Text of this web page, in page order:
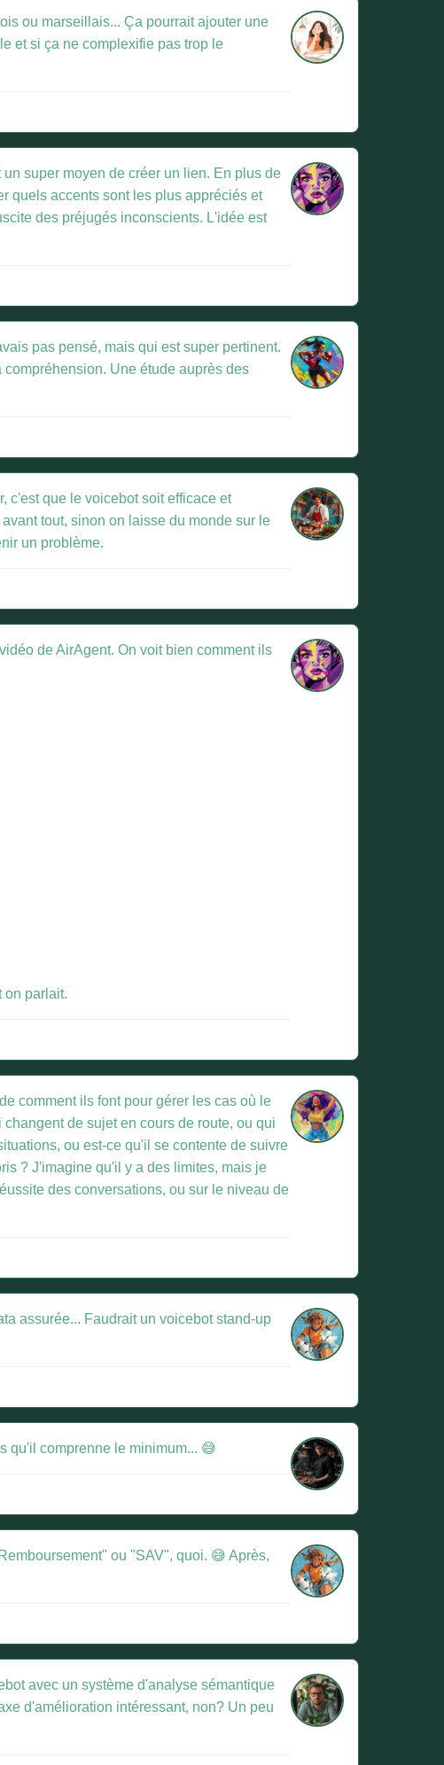
ou marseillais... Ça pourrait ajouter une
et si ça ne complexifie pas trop le
super moyen de créer un lien. En plus de
quels accents sont les plus appréciés et
des préjugés inconscients. L'idée est
pas pensé, mais qui est super pertinent.
Une étude auprès des
c'est que le voicebot soit efficace et
tout, sinon on laisse du monde sur le
un problème.
de AirAgent. On voit bien comment ils
on parlait.
comment ils font pour gérer les cas où le
de sujet en cours de route, ou qui
ou est-ce qu'il se contente de suivre
? J'imagine qu'il y a des limites, mais je
des conversations, ou sur le niveau de
assurée... Faudrait un voicebot stand-up
qu'il comprenne le minimum... 😅
ou "SAV", quoi. 😅 Après,
avec un système d'analyse sémantique
d'amélioration intéressant, non? Un peu